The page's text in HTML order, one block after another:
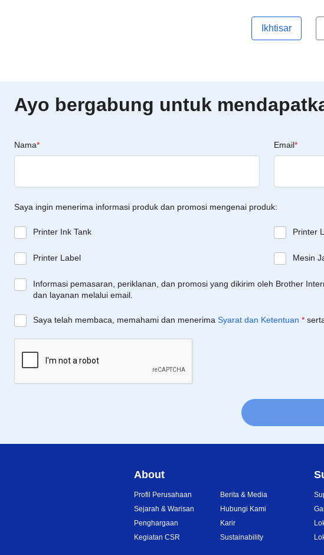
Ikhtisar
Ayo bergabung untuk
Nama* Email*
Saya ingin menerima informasi produk dan promosi mengenai produk:
Printer Ink Tank Printer
Printer Label Mesin
Informasi pemasaran, periklanan, dan promosi yang dikirim oleh Brother
dan layanan melalui email.
Saya telah membaca, memahami dan menerima Syarat dan Ketentuan *
About
Profil Perusahaan
Sejarah & Warisan
Penghargaan
Kegiatan CSR
Berita & Media
Hubungi Kami
Karir
Sustainability